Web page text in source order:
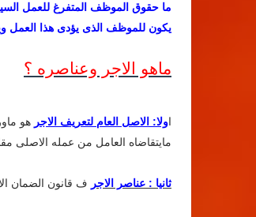
ما حقوق الموظف المتفرغ للعمل
يكون للموظف الذى يؤدى هذا العمل
ماهو الاجر وعناصره ؟
اولا: الاصل العام لتعريف الاجر
مايتقاضاه العامل من عمله الاصلى
ثانيا : عناصر الاجر ف قانون الضمان